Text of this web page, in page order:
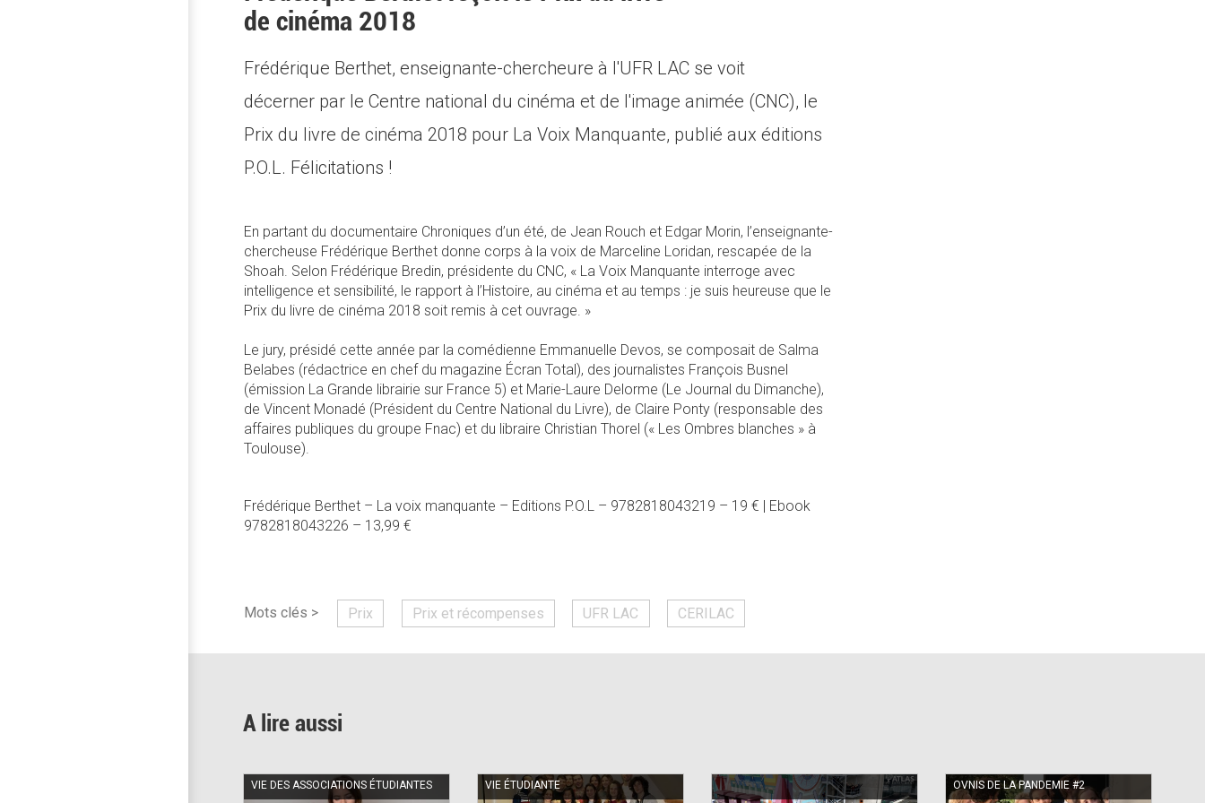
de cinéma 2018
Frédérique Berthet, enseignante-chercheure à l'UFR LAC se voit
décerner par le Centre national du cinéma et de l'image animée (CNC), le
Prix du livre de cinéma 2018 pour La Voix Manquante, publié aux éditions
P.O.L. Félicitations !
En partant du documentaire Chroniques d’un été, de Jean Rouch et Edgar Morin, l’enseignante-
chercheuse Frédérique Berthet donne corps à la voix de Marceline Loridan, rescapée de la
Shoah. Selon Frédérique Bredin, présidente du CNC, « La Voix Manquante interroge avec
intelligence et sensibilité, le rapport à l’Histoire, au cinéma et au temps : je suis heureuse que le
Prix du livre de cinéma 2018 soit remis à cet ouvrage. »
Le jury, présidé cette année par la comédienne Emmanuelle Devos, se composait de Salma
Belabes (rédactrice en chef du magazine Écran Total), des journalistes François Busnel
(émission La Grande librairie sur France 5) et Marie-Laure Delorme (Le Journal du Dimanche),
de Vincent Monadé (Président du Centre National du Livre), de Claire Ponty (responsable des
affaires publiques du groupe Fnac) et du libraire Christian Thorel (« Les Ombres blanches » à
Toulouse).
Frédérique Berthet – La voix manquante – Editions P.O.L – 9782818043219 – 19 € | Ebook
9782818043226 – 13,99 €
Mots clés > Prix Prix et récompenses UFR LAC CERILAC
A lire aussi
VIE DES ASSOCIATIONS ÉTUDIANTES VIE ÉTUDIANTE OVNIS DE LA PANDEMIE #2